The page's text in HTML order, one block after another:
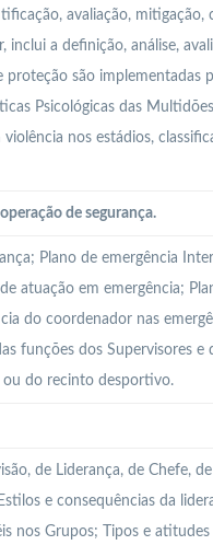
avaliação, mitigação,
a definição, análise,
proteção são implementadas
Psicológicas das
nos estádios,
de segurança.
Plano de emergência
atuação em emergência;
do coordenador nas
funções dos Supervisores e
do recinto desportivo.
de Liderança, de Chefe,
e consequências da
nos Grupos; Tipos e